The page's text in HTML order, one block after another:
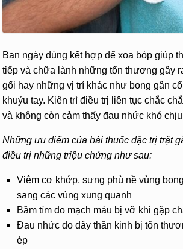
Ban ngày dùng kết hợp để xoa bóp giúp
tiếp và chữa lành những tổn thương gây
gối hay những vị trí khác như bong gân
khuỷu tay. Kiên trì điều trị liên tục chắc
và không còn cảm thấy đau nhức khó
Những ưu điểm của bài thuốc đặc trị trật
điều trị những triệu chứng như sau:
Viêm cơ khớp, sưng phù nề vùng
sang các vùng xung quanh
Bầm tím do mạch máu bị vỡ khi gặp
Đau nhức do dây thần kinh bị tổn
ép